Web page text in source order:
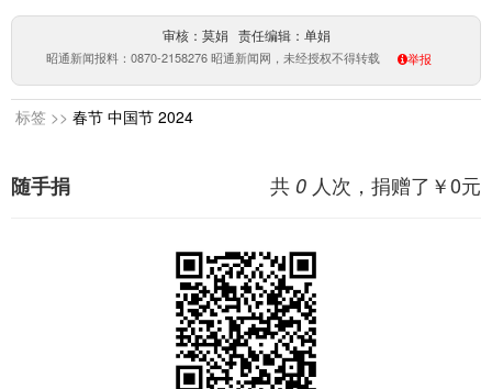
审核：莫娟 责任编辑：单娟
昭通新闻报料：0870-2158276 昭通新闻网，未经授权不得转载 举报
标签 >> 春节 中国节 2024
共 0 人次，捐赠了￥0元
随手捐